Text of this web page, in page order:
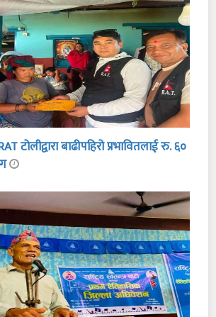
टोलीद्वारा बाढीपहिरो प्रभावितलाई रु. ६०